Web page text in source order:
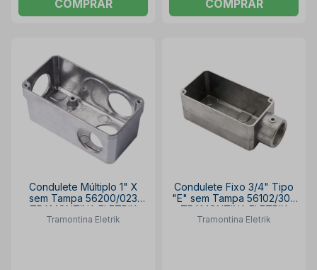
COMPRAR COMPRAR
Condulete Múltiplo 1" X
sem Tampa 56200/023
TRAMONTINA ELETRIK
Tramontina Eletrik
Condulete Fixo 3/4" Tipo
"E" sem Tampa 56102/302
TRAMONTINA ELETRIK
Tramontina Eletrik